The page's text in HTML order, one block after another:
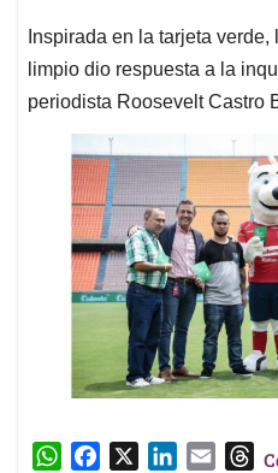
Inspirada en la tarjeta
limpio dio respuesta a la
periodista Roosevelt Castro
W
T